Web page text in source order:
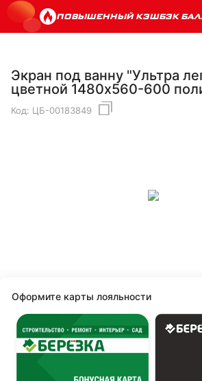
ПОВЫШЕННЫЙ КЭШБЭК
Экран под ванну "Ультра
цветной 1480х560-600
Код: ЦБ-00183849
Оформите карты лояльности